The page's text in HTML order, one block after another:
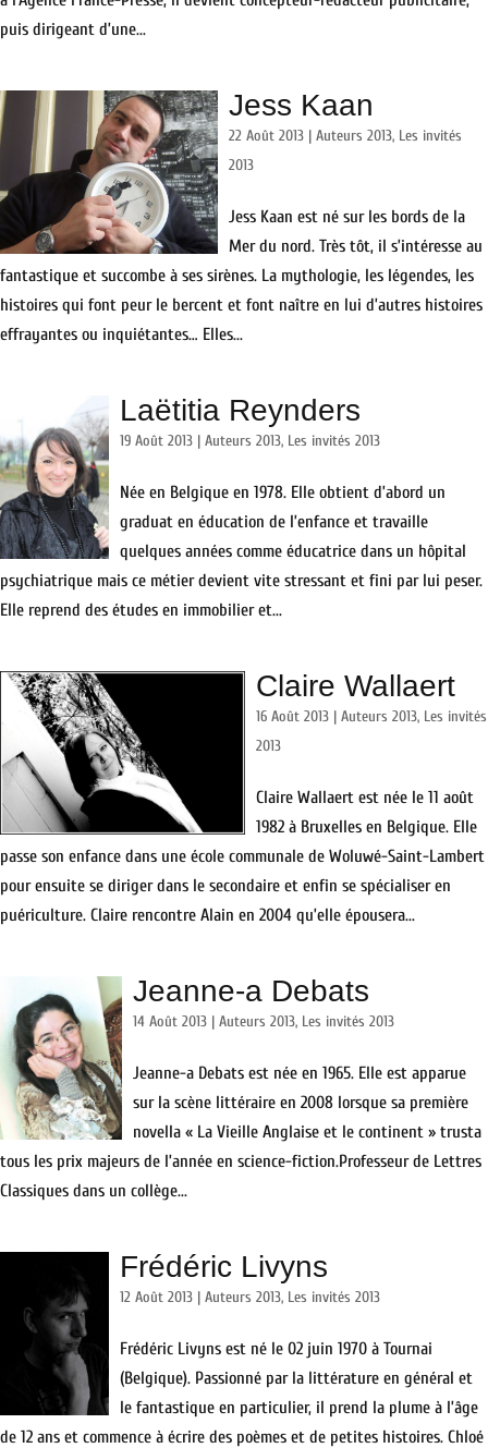
puis dirigeant d’une...
Jess Kaan
22 Août 2013 | Auteurs 2013, Les invités
2013
Jess Kaan est né sur les bords de la
Mer du nord. Très tôt, il s’intéresse au
fantastique et succombe à ses sirènes. La mythologie, les légendes, les
histoires qui font peur le bercent et font naître en lui d’autres histoires
effrayantes ou inquiétantes… Elles...
Laëtitia Reynders
19 Août 2013| Auteurs 2013, Les invités 2013
Née en Belgique en 1978. Elle obtient d’abord un
graduat en éducation de l’enfance et travaille
quelques années comme éducatrice dans un hôpital
psychiatrique mais ce métier devient vite stressant et fini par lui peser.
Elle reprend des études en immobilier et...
Claire Wallaert
16 Août 2013 | Auteurs 2013, Les invités
2013
Claire Wallaert est née le 11 août
1982 à Bruxelles en Belgique. Elle
passe son enfance dans une école communale de Woluwé-Saint-Lambert
pour ensuite se diriger dans le secondaire et enfin se spécialiser en
puériculture. Claire rencontre Alain en 2004 qu’elle épousera...
Jeanne-a Debats
14 Août 2013 |Auteurs 2013, Les invités 2013
Jeanne-a Debats est née en 1965. Elle est apparue
sur la scène littéraire en 2008 lorsque sa première
novella « La Vieille Anglaise et le continent » trusta
tous les prix majeurs de l’année en science-fiction.Professeur de Lettres
Classiques dans un collège...
Frédéric Livyns
12 Août 2013 | Auteurs 2013, Les invités 2013
Frédéric Livyns est né le 02 juin 1970 à Tournai
(Belgique). Passionné par la littérature en général et
le fantastique en particulier, il prend la plume à l’âge
de 12 ans et commence à écrire des poèmes et de petites histoires. Chloé